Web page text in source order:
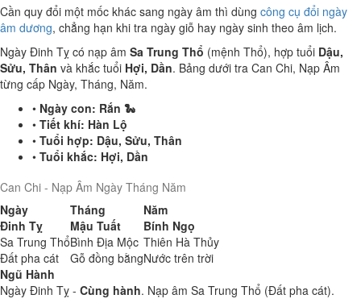
Cần quy đổi một mốc khác sang ngày âm thì dùng công cụ đổi ngày
âm dương, chẳng hạn khi tra ngày giỗ hay ngày sinh theo âm lịch.
Ngày Đinh Tỵ có nạp âm Sa Trung Thổ (mệnh Thổ), hợp tuổi Dậu,
Sửu, Thân và khắc tuổi Hợi, Dần. Bảng dưới tra Can Chi, Nạp Âm
từng cấp Ngày, Tháng, Năm.
• Ngày con: Rắn 🐍
• Tiết khí: Hàn Lộ
• Tuổi hợp: Dậu, Sửu, Thân
• Tuổi khắc: Hợi, Dần
Can Chi - Nạp Âm Ngày Tháng Năm
Ngày
Tháng
Năm
Đinh Tỵ
Mậu Tuất
Bính Ngọ
Sa Trung ThổBình Địa Mộc Thiên Hà Thủy
Đất pha cát
Gỗ đồng bằngNước trên trời
Ngũ Hành
Ngày Đinh Tỵ - Cùng hành. Nạp âm Sa Trung Thổ (Đất pha cát).